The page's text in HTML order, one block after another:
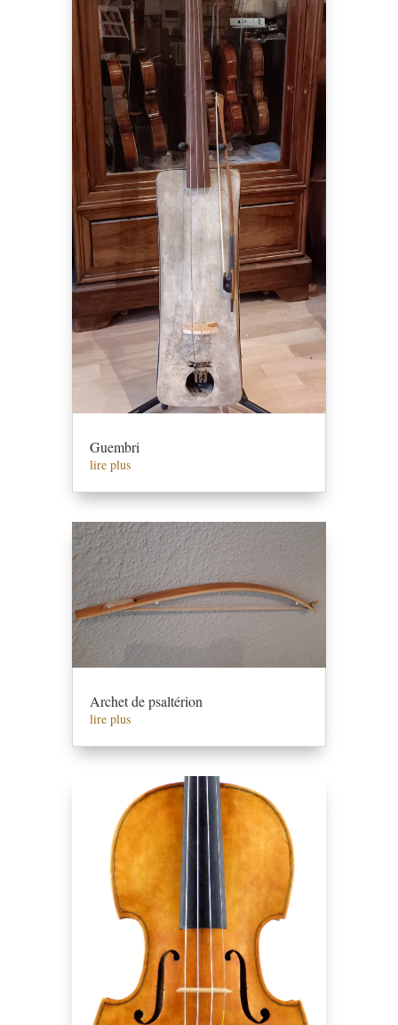
Guembri
lire plus
Archet de psaltérion
lire plus